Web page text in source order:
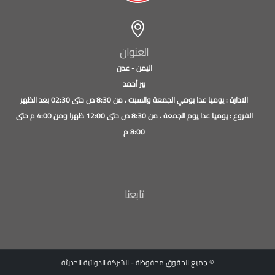
العنوان
اليمن - عدن
بير أحمد
الادارة : يوميا عدا يومي الجمعة والسبت ، من 8:30 ص حتى 02:30 بعد الظهر
الفروع : يوميا عدا يوم الجمعة ، من 8:30 ص حتى 12:00 ظهرا ومن 4:00 م حتى
8:00 م
تابعنا
© جميع الحقوق محفوظة - الشركة الدوائية الحديثة